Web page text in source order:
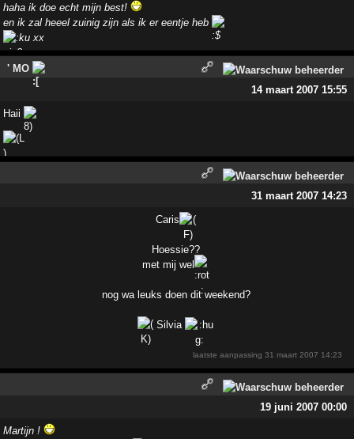
haha ik doe echt mijn best!
en ik zal heeel zuinig zijn als ik er eentje heb
xx
' MO
14 maart 2007 15:55
Haii
31 maart 2007 14:23
Caris
Hoessie??
met mij wel
nog wa leuks doen dit weekend?
Silvia
laatste aanpassing31 maart 2007 14:23
19 juni 2007 00:00
Martijn !